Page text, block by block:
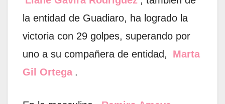
la entidad de Guadiaro, ha logrado la
victoria con 29 golpes, superando por
uno a su compañera de entidad,
Marta
Gil Ortega .